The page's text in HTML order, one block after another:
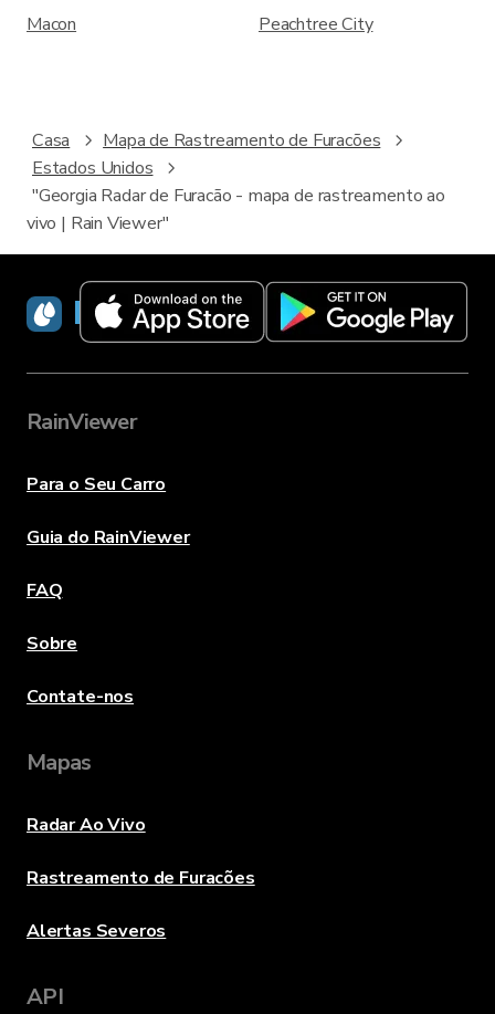
Macon
Peachtree City
Casa
Mapa de Rastreamento de Furacões
Estados Unidos
"Georgia Radar de Furacão - mapa de rastreamento ao
vivo | Rain Viewer"
RainViewer
RainViewer
Para o Seu Carro
Guia do RainViewer
FAQ
Sobre
Contate-nos
Mapas
Radar Ao Vivo
Rastreamento de Furacões
Alertas Severos
API